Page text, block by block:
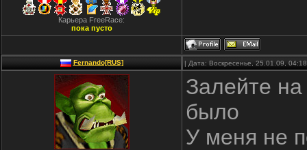
Карьера FreeRace:
пока пусто
Fernando[RUS] | Дата: Воскресенье, 25.01.09,
Залейте на
было
У меня не